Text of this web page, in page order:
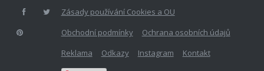
Zásady používání Cookies a OU
Obchodní podmínky
Ochrana osobních údajů
Reklama
Odkazy Instagram Kontakt